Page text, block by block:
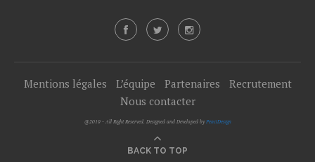
Mentions légales L’équipe Partenaires
Recrutement
Nous contacter
@2019 - All Right Reserved. Designed and Developed by PenciDesign
BACK TO TOP